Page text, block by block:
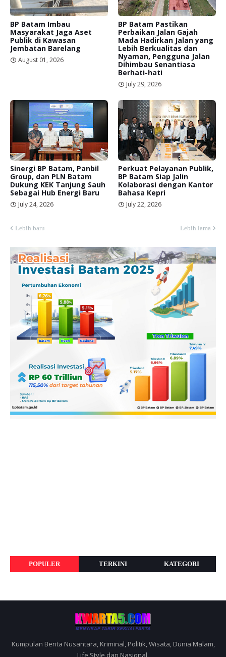
BP Batam Imbau
Masyarakat Jaga Aset
Publik di Kawasan
Jembatan Barelang
August 01, 2026
BP Batam Pastikan
Perbaikan Jalan Gajah
Mada Hadirkan Jalan yang
Lebih Berkualitas dan
Nyaman, Pengguna Jalan
Dihimbau Senantiasa
Berhati-hati
July 29, 2026
Sinergi BP Batam, Panbil
Group, dan PLN Batam
Dukung KEK Tanjung Sauh
Sebagai Hub Energi Baru
July 24, 2026
Perkuat Pelayanan Publik,
BP Batam Siap Jalin
Kolaborasi dengan Kantor
Bahasa Kepri
July 22, 2026
Lebih baru Lebih lama
POPULER TERKINI KATEGORI
Kumpulan Berita Nusantara, Kriminal, Politik, Wisata, Dunia Malam,
Life Style dan Nasional.